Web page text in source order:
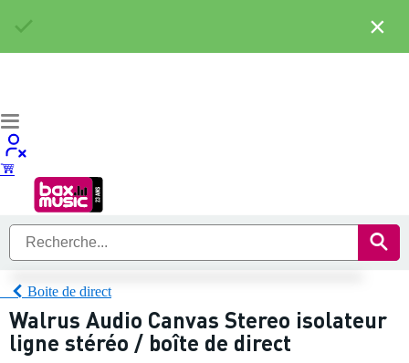
Boite de direct
Walrus Audio Canvas Stereo isolateur
ligne stéréo / boîte de direct
×